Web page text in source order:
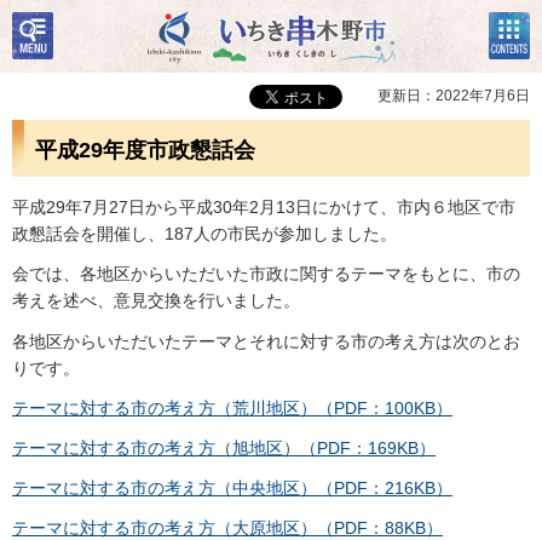
いちき串木野市
検
索・
共通
コン
テン
ツメ
ニュ
更新日：2022年7月6日
平成29年度市政懇話会
平成29年7月27日から平成30年2月13日にかけて、市内６地区で市
政懇話会を開催し、187人の市民が参加しました。
会では、各地区からいただいた市政に関するテーマをもとに、市の
考えを述べ、意見交換を行いました。
各地区からいただいたテーマとそれに対する市の考え方は次のとお
りです。
テーマに対する市の考え方（荒川地区）（PDF：100KB）
テーマに対する市の考え方（旭地区）（PDF：169KB）
テーマに対する市の考え方（中央地区）（PDF：216KB）
テーマに対する市の考え方（大原地区）（PDF：88KB）